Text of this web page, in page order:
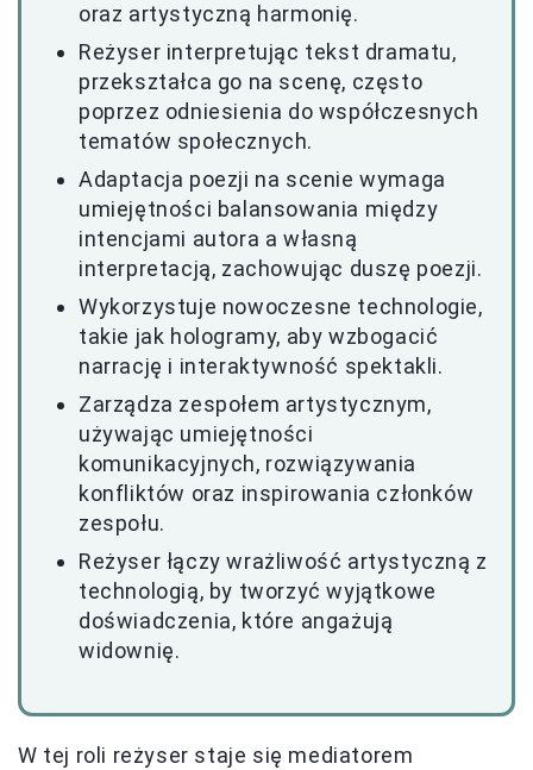
oraz artystyczną harmonię.
Reżyser interpretując tekst dramatu,
przekształca go na scenę, często
poprzez odniesienia do współczesnych
tematów społecznych.
Adaptacja poezji na scenie wymaga
umiejętności balansowania między
intencjami autora a własną
interpretacją, zachowując duszę poezji.
Wykorzystuje nowoczesne technologie,
takie jak hologramy, aby wzbogacić
narrację i interaktywność spektakli.
Zarządza zespołem artystycznym,
używając umiejętności
komunikacyjnych, rozwiązywania
konfliktów oraz inspirowania członków
zespołu.
Reżyser łączy wrażliwość artystyczną z
technologią, by tworzyć wyjątkowe
doświadczenia, które angażują
widownię.
W tej roli reżyser staje się mediatorem